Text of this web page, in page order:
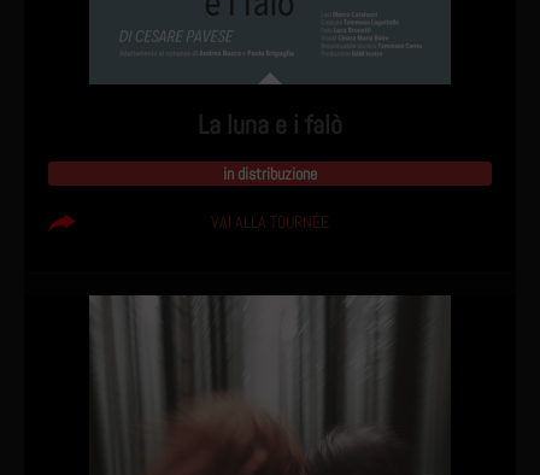
La luna e i falò
in distribuzione
VAI ALLA TOURNÉE